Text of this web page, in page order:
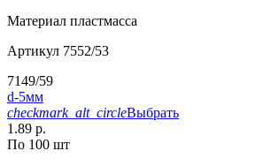
Материал пластмасса
Артикул 7552/53
7149/59
d-5мм
checkmark_alt_circleВыбрать
1.89 р.
По 100 шт